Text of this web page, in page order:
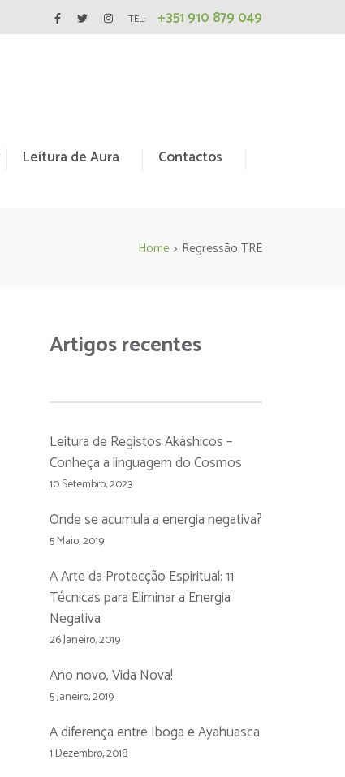
TEL: +351 910 879 049
Leitura de Aura Contactos
Home > Regressão TRE
Artigos recentes
Leitura de Registos Akáshicos –
Conheça a linguagem do Cosmos
10 Setembro, 2023
Onde se acumula a energia negativa?
5 Maio, 2019
A Arte da Protecção Espiritual: 11
Técnicas para Eliminar a Energia
Negativa
26 Janeiro, 2019
Ano novo, Vida Nova!
5 Janeiro, 2019
A diferença entre Iboga e Ayahuasca
1 Dezembro, 2018